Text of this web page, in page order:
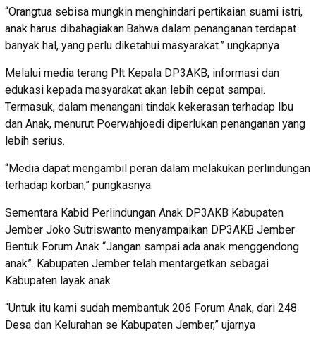
“Orangtua sebisa mungkin menghindari pertikaian suami istri,
anak harus dibahagiakan.Bahwa dalam penanganan terdapat
banyak hal, yang perlu diketahui masyarakat.” ungkapnya
Melalui media terang Plt Kepala DP3AKB, informasi dan
edukasi kepada masyarakat akan lebih cepat sampai.
Termasuk, dalam menangani tindak kekerasan terhadap Ibu
dan Anak, menurut Poerwahjoedi diperlukan penanganan yang
lebih serius.
“Media dapat mengambil peran dalam melakukan perlindungan
terhadap korban,” pungkasnya.
Sementara Kabid Perlindungan Anak DP3AKB Kabupaten
Jember Joko Sutriswanto menyampaikan DP3AKB Jember
Bentuk Forum Anak “Jangan sampai ada anak menggendong
anak”. Kabupaten Jember telah mentargetkan sebagai
Kabupaten layak anak.
“Untuk itu kami sudah membantuk 206 Forum Anak, dari 248
Desa dan Kelurahan se Kabupaten Jember,” ujarnya